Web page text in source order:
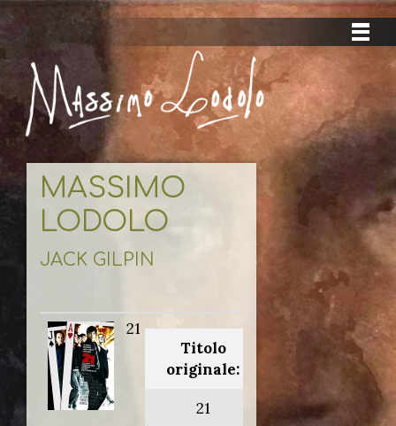
MASSIMO
LODOLO
JACK GILPIN
21
Titolo
originale:
21